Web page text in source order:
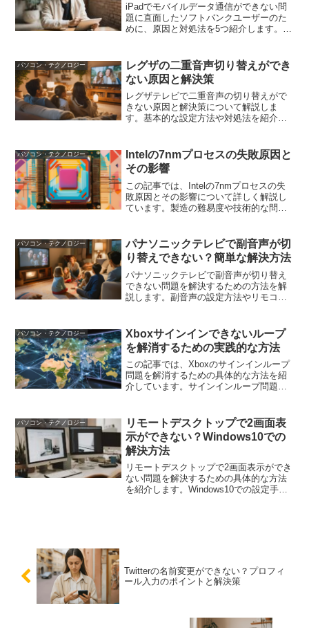
iPadでモバイルデータ通信ができない問
題に直面したソフトバンクユーザーのた
めに、原因と対処法を5つ紹介します。設
パソコン・テクノロジー
レグザの二重音声切り替えができ
ない原因と解決策
レグザテレビで二重音声の切り替えがで
きない原因と解決策について解説しま
す。基本的な設定方法や対処法を紹介
パソコン・テクノロジー
Intelの7nmプロセスの失敗原因と
その影響
この記事では、Intelの7nmプロセスの失
敗原因とその影響について詳しく解説し
ています。製造の難易度や技術的な問
大きな影響を与えました。他の半導体企
業との比較や、Intelの再挑戦と今後の展
望についても考察し、7nmプロセス技術
の未来と課題についてまとめています。
パソコン・テクノロジー
パナソニックテレビで副音声が切
り替えできない？簡単な解決方法
パナソニックテレビで副音声が切り替え
できない問題を解決するための方法を解
説します。副音声の設定方法やリモコン
答えます。
パソコン・テクノロジー
Xboxサインインできないループ
を解消するための実践的な方法
この記事では、Xboxのサインインループ
問題を解消するための具体的な方法を紹
介しています。サインインループ問題の
シュとCookieのクリア、出荷時の設定に
戻すなどの解決策を詳しく説明していま
す。また、問題を防ぐための予防策も提
供しています。
パソコン・テクノロジー
リモートデスクトップで2画面表
示ができない？Windows10での
解決方法
リモートデスクトップで2画面表示ができ
ない問題を解決するための具体的な方法
を紹介します。Windows10での設定手順
Twitterの名前変更ができない？プロフィ
ール入力のポイントと解決策